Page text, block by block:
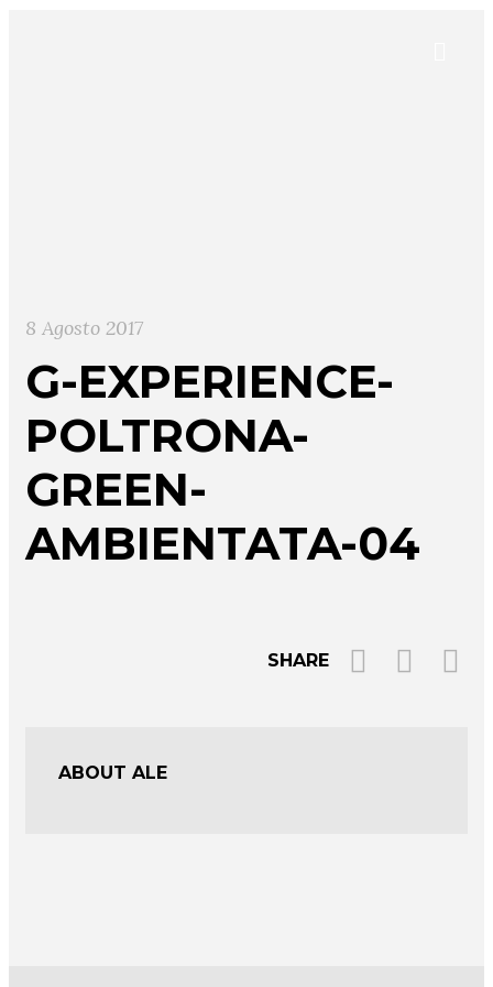
8 Agosto 2017
G-EXPERIENCE-
POLTRONA-
GREEN-
AMBIENTATA-04
SHARE
ABOUT ALE